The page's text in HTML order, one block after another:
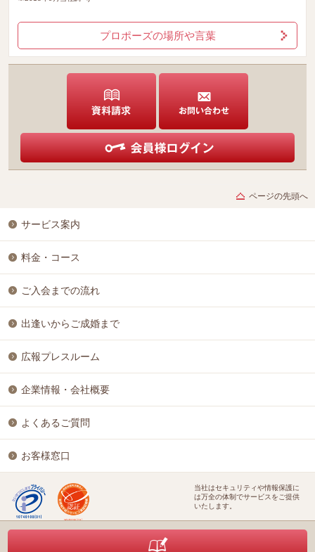
プロポーズの場所や言葉
ページの先頭へ
サービス案内
料金・コース
ご入会までの流れ
出逢いからご成婚まで
広報プレスルーム
企業情報・会社概要
よくあるご質問
お客様窓口
当社はセキュリティや情報保護に
は万全の体制でサービスをご提供
いたします。
個人情報保護方針